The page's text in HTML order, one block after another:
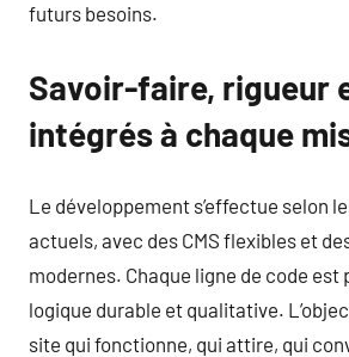
futurs besoins.
Savoir-faire, rigueur
intégrés à chaque
Le développement s’effectue selon
actuels, avec des CMS flexibles et
modernes. Chaque ligne de code est
logique durable et qualitative.
site qui fonctionne, qui attire, qui